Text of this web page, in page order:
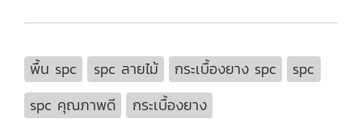
พื้น spc spc ลายไม้ กระเบื้องยาง spc
spc
spc คุณภาพดี
กระเบื้องยาง